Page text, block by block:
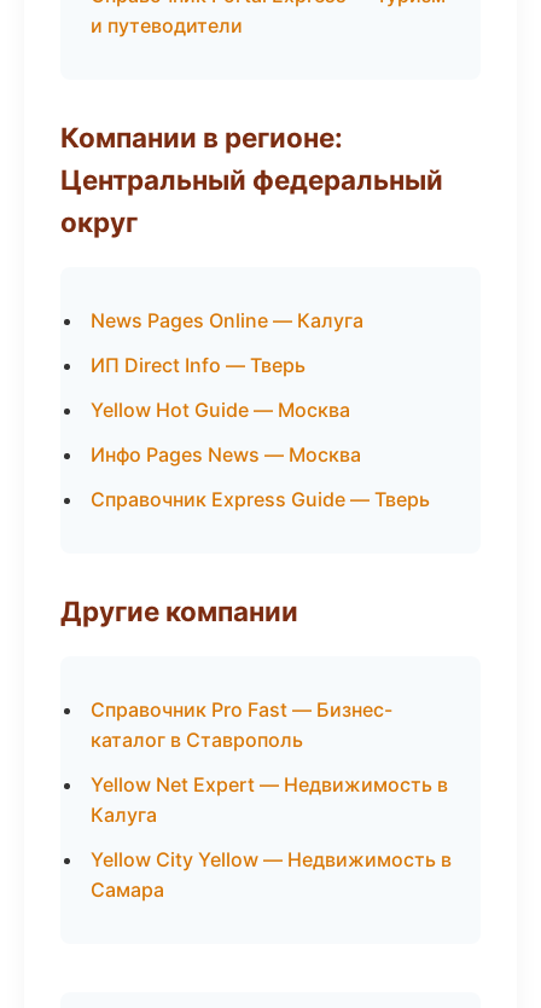
и путеводители
Компании в регионе:
Центральный федеральный
округ
News Pages Online — Калуга
ИП Direct Info — Тверь
Yellow Hot Guide — Москва
Инфо Pages News — Москва
Справочник Express Guide — Тверь
Другие компании
Справочник Pro Fast — Бизнес-
каталог в Ставрополь
Yellow Net Expert — Недвижимость в
Калуга
Yellow City Yellow — Недвижимость в
Самара